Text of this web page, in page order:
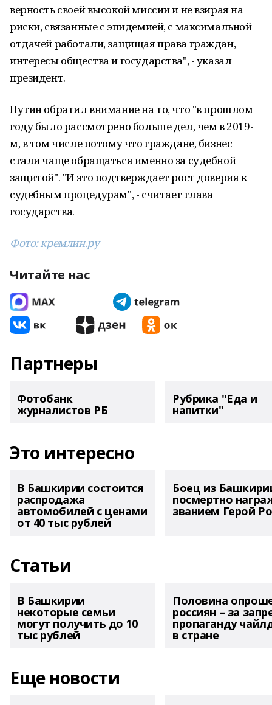
верность своей высокой миссии и не взирая на
риски, связанные с эпидемией, с максимальной
отдачей работали, защищая права граждан,
интересы общества и государства", - указал
президент.
Путин обратил внимание на то, что "в прошлом
году было рассмотрено больше дел, чем в 2019-
м, в том числе потому что граждане, бизнес
стали чаще обращаться именно за судебной
защитой". "И это подтверждает рост доверия к
судебным процедурам", - считает глава
государства.
Фото: кремлин.ру
Читайте нас
Партнеры
Фотобанк
журналистов РБ
Рубрика "Еда и
напитки"
Это интересно
В Башкирии состоится
распродажа
автомобилей с ценами
от 40 тыс рублей
Боец из
посмертно
званием Герой
Статьи
В Башкирии
некоторые семьи
могут получить до 10
тыс рублей
Половина
россиян – за
пропаганду
в стране
Еще новости